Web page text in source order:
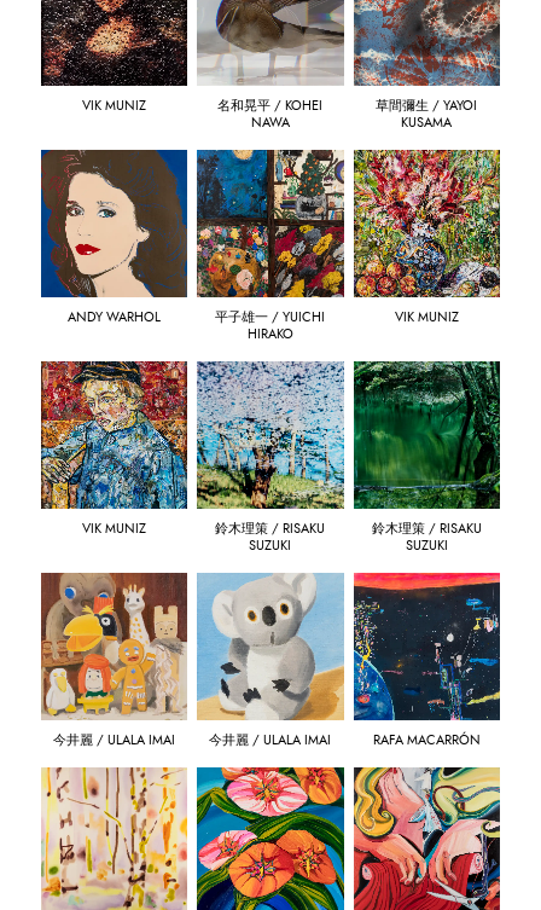
VIK MUNIZ
名和晃平 / KOHEI
NAWA
草間彌生 / YAYOI
KUSAMA
ANDY WARHOL
平子雄一 / YUICHI
HIRAKO
VIK MUNIZ
VIK MUNIZ
鈴木理策 / RISAKU
SUZUKI
鈴木理策 / RISAKU
SUZUKI
今井麗 / ULALA IMAI 今井麗 / ULALA IMAI RAFA MACARRÓN